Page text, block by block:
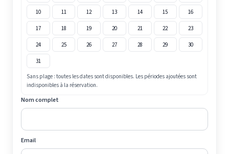
10 11 12 13 14 15 16
17 18 19 20 21 22 23
24 25 26 27 28 29 30
31
Sans plage : toutes les dates sont disponibles. Les périodes ajoutées sont
indisponibles à la réservation.
Nom complet
Email